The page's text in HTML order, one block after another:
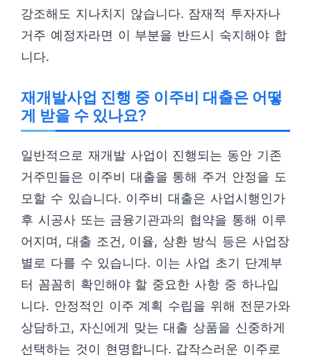
강조해도 지나치지 않습니다. 잠재적 투자자나
거주 예정자라면 이 부분을 반드시 숙지해야 합
니다.
재개발사업 진행 중 이주비 대출은 어떻
게 받을 수 있나요?
일반적으로 재개발 사업이 진행되는 동안 기존
거주민들은 이주비 대출을 통해 주거 안정을 도
모할 수 있습니다. 이주비 대출은 사업시행인가
후 시공사 또는 금융기관과의 협약을 통해 이루
어지며, 대출 조건, 이율, 상환 방식 등은 사업장
별로 다를 수 있습니다. 이는 사업 초기 단계부
터 꼼꼼히 확인해야 할 중요한 사항 중 하나입
니다. 안정적인 이주 계획 수립을 위해 전문가와
상담하고, 자신에게 맞는 대출 상품을 신중하게
선택하는 것이 현명합니다. 갑작스러운 이주로